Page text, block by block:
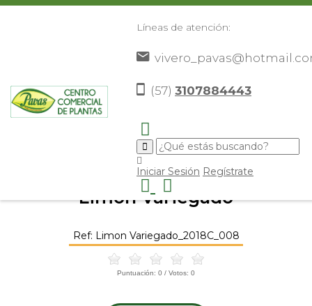
Líneas de atención:
(57) 3107884443
Iniciar Sesión Regístrate
Frutales >Cítricos>Limon Variegado
Limon Variegado
Ref: Limon Variegado_2018C_008
Puntuación: 0 / Votos: 0